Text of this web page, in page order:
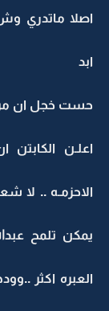
اصلا ماتدري
ابد
حست خجل ان
اعلـن الكابتن
الاحزمـه .. لا
يمكن تلمح
العبره اكثر